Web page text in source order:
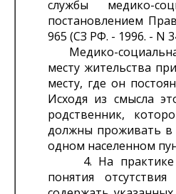
службы медико-
постановлением
965 (СЗ РФ. - 1996. - N
Медико-
месту жительства
месту, где он
Исходя из смысла
родственник,
должны проживать
одном населенном
4. На практике
понятия